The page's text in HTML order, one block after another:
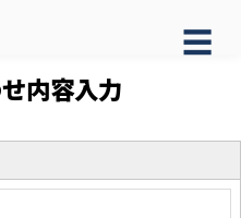
☰
内容入力